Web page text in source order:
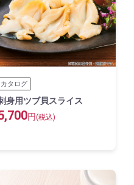
カタログ
身用ツブ貝スライス
円 (税込)